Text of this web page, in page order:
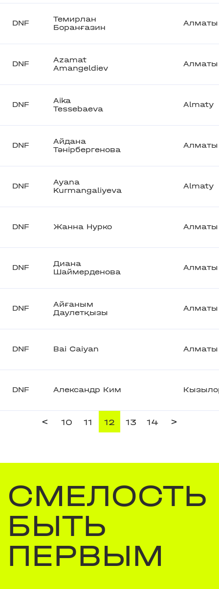
DNF
Темирлан
Боранғазин
Алматы
DNF
Azamat
Amangeldiev
Алматы
DNF
Aika
Tessebaeva
Almaty
DNF
Айдана
Тәнірбергенова
Алматы
DNF
Ayana
Kurmangaliyeva
Almaty
DNF Жанна Нурко Алматы
DNF
Диана
Шаймерденова
Алматы
DNF
Айғаным
Даулетқызы
Алматы
DNF Bai Caiyan Алматы
DNF Александр Ким
< 10 11 12 13 14 >
СМЕЛОСТЬ
БЫТЬ
ПЕРВЫМ